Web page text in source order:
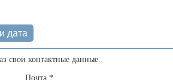
дата
свои контактные данные.
Почта*